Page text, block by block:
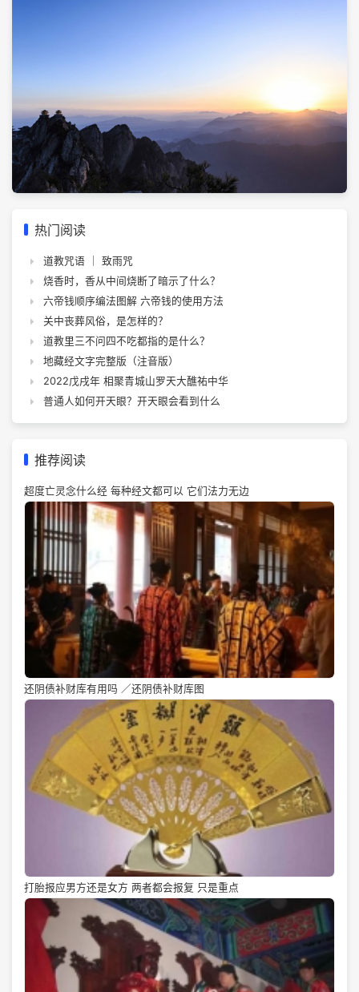
热门阅读
道教咒语 ｜ 致雨咒
烧香时，香从中间烧断了暗示了什么？
六帝钱顺序编法图解 六帝钱的使用方法
关中丧葬风俗，是怎样的？
道教里三不问四不吃都指的是什么？
地藏经文字完整版（注音版）
2022戊戌年 相聚青城山罗天大醮祐中华
普通人如何开天眼？开天眼会看到什么
推荐阅读
超度亡灵念什么经 每种经文都可以 它们法力无边
还阴债补财库有用吗 ／还阴债补财库图
打胎报应男方还是女方 两者都会报复 只是重点